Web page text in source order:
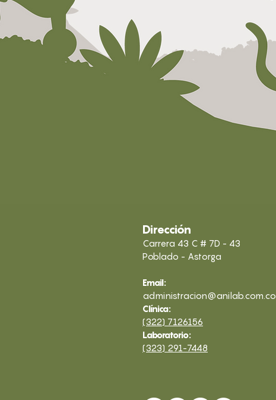
Dirección
Carrera 43 C # 7D - 43
Poblado - Astorga
Email:
administracion@anilab.com.co
Clínica:
(322) 7126156
Laboratorio:
(323) 291-7448